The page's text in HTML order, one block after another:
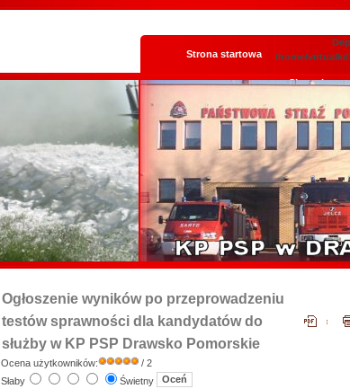
Strona startowa
/home/virtualki/
Skrzynka
Ogłoszenie wyników po przeprowadzeniu
testów sprawności dla kandydatów do
służby w KP PSP Drawsko Pomorskie
Ocena użytkowników:
/ 2
Słaby
Świetny